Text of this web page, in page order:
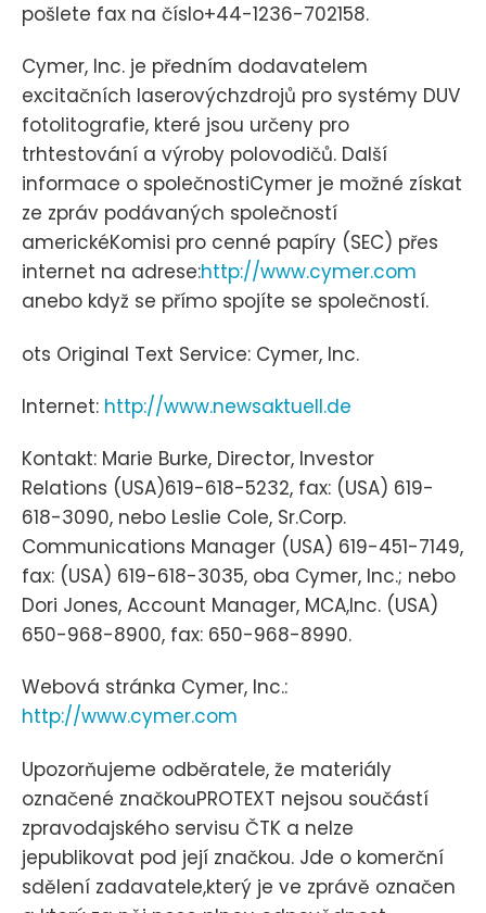
pošlete fax na číslo+44-1236-702158.
Cymer, Inc. je předním dodavatelem
excitačních laserovýchzdrojů pro systémy DUV
fotolitografie, které jsou určeny pro
trhtestování a výroby polovodičů. Další
informace o společnostiCymer je možné získat
ze zpráv podávaných společností
americkéKomisi pro cenné papíry (SEC) přes
internet na adrese:http://www.cymer.com
anebo když se přímo spojíte se společností.
ots Original Text Service: Cymer, Inc.
Internet: http://www.newsaktuell.de
Kontakt: Marie Burke, Director, Investor
Relations (USA)619-618-5232, fax: (USA) 619-
618-3090, nebo Leslie Cole, Sr.Corp.
Communications Manager (USA) 619-451-7149,
fax: (USA) 619-618-3035, oba Cymer, Inc.; nebo
Dori Jones, Account Manager, MCA,Inc. (USA)
650-968-8900, fax: 650-968-8990.
Webová stránka Cymer, Inc.:
http://www.cymer.com
Upozorňujeme odběratele, že materiály
označené značkouPROTEXT nejsou součástí
zpravodajského servisu ČTK a nelze
jepublikovat pod její značkou. Jde o komerční
sdělení zadavatele,který je ve zprávě označen